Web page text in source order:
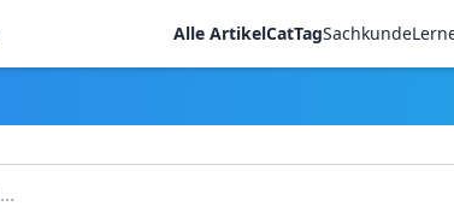
Alle ArtikelCatTagSachkunde